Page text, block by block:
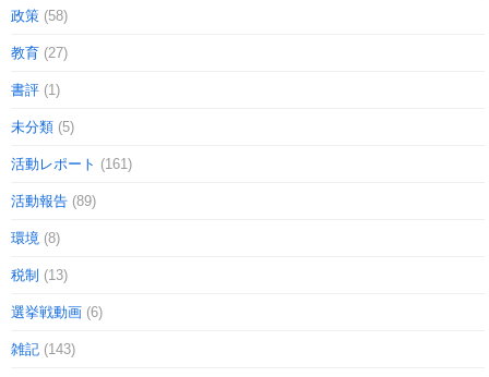
政策 (58)
教育 (27)
書評 (1)
未分類 (5)
活動レポート (161)
活動報告 (89)
環境 (8)
税制 (13)
選挙戦動画 (6)
雑記 (143)